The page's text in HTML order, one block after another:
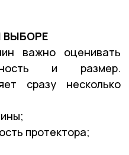
ВЫБОРЕ
важно оценивать
и размер.
сразу несколько
протектора;